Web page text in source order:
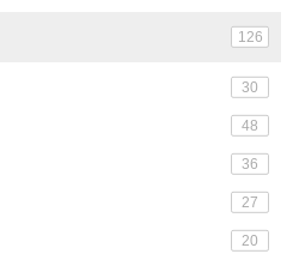
126
30
48
36
27
20